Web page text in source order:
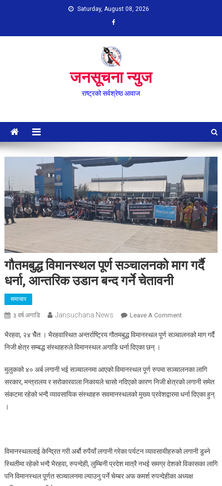
Saturday, August 08, 2026
जनसूचना न्युज
राष्ट्रको सर्वश्रेष्ठ आवाज
गौतमबुद्ध विमानस्थल पूर्ण सञ्चालनको माग गर्दै
धर्ना, आन्तरिक उडान बन्द गर्ने चेतावनी
समाचार
३ वर्ष अगाडि Jansuchana News Leave A CommentOn
विमानस्थल
माग
गर्दै
धर्ना,
चेतावनी
भैरहवा, २४ चेैत । भैरहवास्थित अन्तर्राष्ट्रिय गौतमबुद्ध विमानस्थल पूर्ण सञ्चालनको माग गर्दै
निजी क्षेत्र सम्बद्ध संस्थाहरुले विमानस्थल अगाडि धर्ना दिएका छन् ।
मुलुकको ४० अर्ब लगानी भई सञ्चालनमा आएको विमानस्थल पूर्ण रुपमा सञ्चालनका लागि
सरकार, मन्त्रालय र सरोकारवाला निकायले चासो नदिएको कारण निजी क्षेत्रको लगानी समेत
संकटमा रहेको भन्दै व्यावसायिक संस्थाहरु सवमानस्थलको मुख्य प्रवेशद्वारमा धर्ना दिएका हुन्
।
विमानस्थललाई केन्द्रित गरी अर्बौ रुपैयाँ लगानी गरेका पर्यटन व्यावसायीहरुको लगानी डुब्ने
स्थितीमा रहेको भन्दै भैरहवा, रुपन्देही, लुम्बिनी प्रदेश मात्रै नभई समग्र देशको विकासका लागि
पनि विमानस्थल पूर्णत सञ्चालनमा ल्याउनु पर्ने चेम्बर अफ कमर्श रुपन्देहीका अध्यक्ष